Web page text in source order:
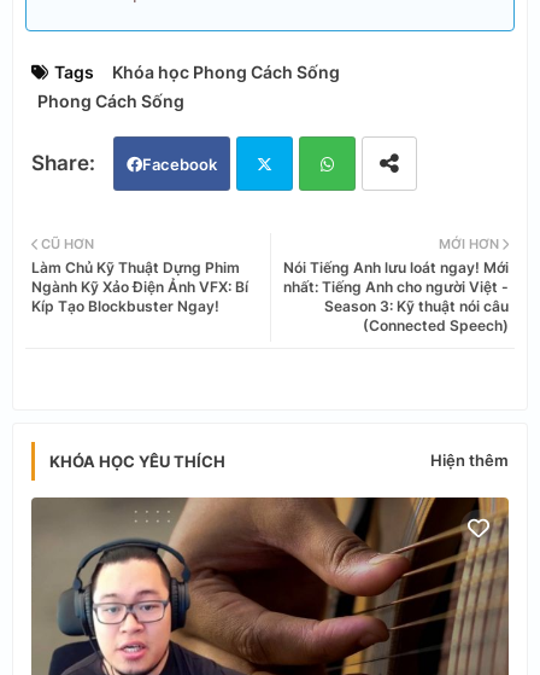
Tags
Khóa học Phong Cách Sống
Phong Cách Sống
Facebook
ats
MỚI HƠN
Nói Tiếng Anh lưu loát ngay! Mới
nhất: Tiếng Anh cho người Việt -
Season 3: Kỹ thuật nói câu
(Connected Speech)
CŨ HƠN
Làm Chủ Kỹ Thuật Dựng Phim
Ngành Kỹ Xảo Điện Ảnh VFX: Bí
Kíp Tạo Blockbuster Ngay!
KHÓA HỌC YÊU THÍCH Hiện thêm